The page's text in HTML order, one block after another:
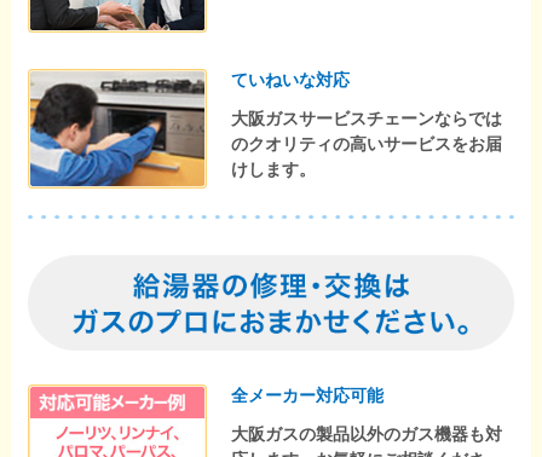
ていねいな対応
大阪ガスサービスチェーンならでは
のクオリティの高いサービスをお届
けします。
全メーカー対応可能
大阪ガスの製品以外のガス機器も対